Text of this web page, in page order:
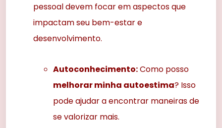
pessoal devem focar em aspectos que
impactam seu bem-estar e
desenvolvimento.
Autoconhecimento:Como posso
melhorar minha autoestima? Isso
pode ajudar a encontrar maneiras de
se valorizar mais.